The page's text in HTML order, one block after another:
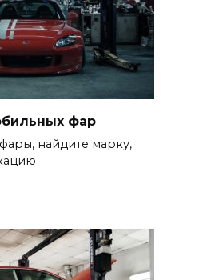
фар
найдите марку,